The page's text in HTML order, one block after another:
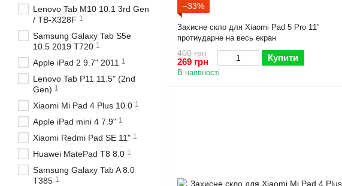
−33%
Захисне скло для Xiaomi Pad 5 Pro 11"
протиударне на весь екран
400 грн
269 грн Купити
В наявності
Lenovo Tab M10 10.1 3rd Gen
/ TB-X328F 1
Samsung Galaxy Tab S5e
10.5 2019 T720 1
Apple iPad 2 9.7" 2011 1
Lenovo Tab P11 11.5" (2nd
Gen) 1
Xiaomi Mi Pad 4 Plus 10.0 1
Apple iPad mini 4 7.9" 1
Xiaomi Redmi Pad SE 11" 1
Huawei MatePad T8 8.0 1
Samsung Galaxy Tab A 8.0
T385 1